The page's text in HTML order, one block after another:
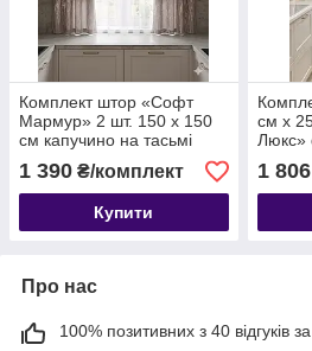
Комплект штор «Софт
Мармур» 2 шт. 150 х 150
см капучино на тасьмі
1 390 ₴/комплект
Купити
см х
Люкс»
1 806
Про нас
100% позитивних з 40 відгуків за